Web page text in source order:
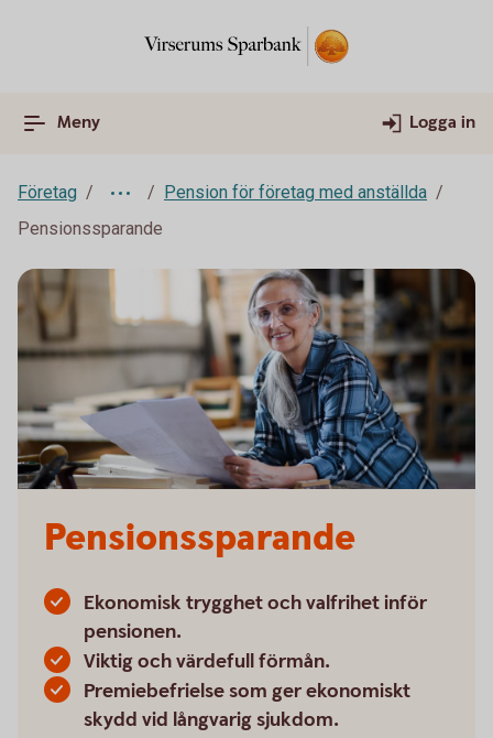
Meny Logga in
Företag
Pension för företag med anställda
Pensionssparande
Pensionssparande
Ekonomisk trygghet och valfrihet inför
pensionen.
Viktig och värdefull förmån.
Premiebefrielse som ger ekonomiskt
skydd vid långvarig sjukdom.